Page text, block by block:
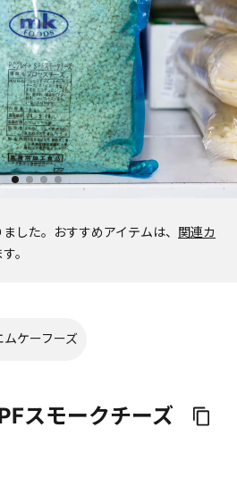
した。 おすすめアイテムは、 関連カ
。
ムケーフーズ
スモークチーズ